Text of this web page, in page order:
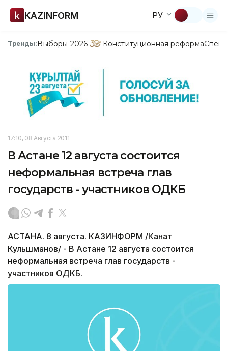
KAZINFORM РУ
Тренды:Выборы-2026 Конституционная реформа
17:10, 08 Августа 2011
В Астане 12 августа состоится
неформальная встреча глав
государств - участников ОДКБ
АСТАНА. 8 августа. КАЗИНФОРМ /Канат
Кульшманов/ - В Астане 12 августа состоится
неформальная встреча глав государств -
участников ОДКБ.